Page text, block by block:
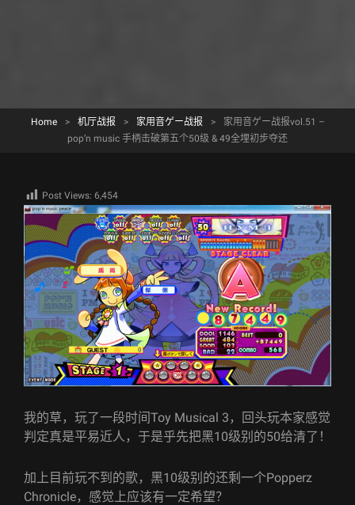
Home > 机厅战报 > 家用音ゲー战报 >
家用音ゲー战报vol.51 –
pop’n music 手柄击破第五个50级 & 49全埋初步夺还
Post Views: 6,454
我的草，玩了一段时间Toy Musical 3，回头玩本家感觉
判定真是平易近人，于是乎先把黑10级别的50给清了！
加上目前玩不到的歌，黑10级别的还剩一个Popperz
Chronicle，感觉上应该有一定希望？